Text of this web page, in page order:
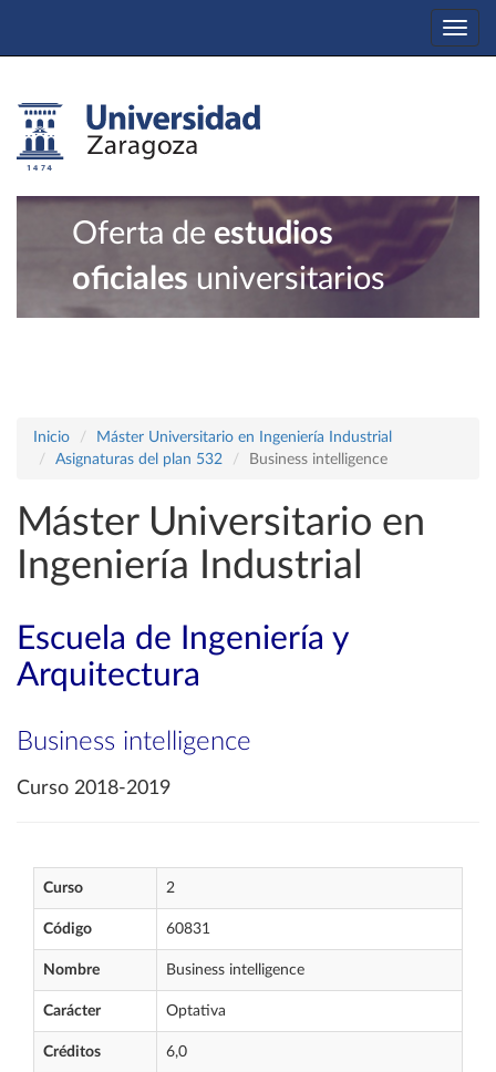
Oferta de estudios
oficiales universitarios
Inicio
Máster Universitario en Ingeniería Industrial
Asignaturas del plan 532
Business intelligence
Máster Universitario en
Ingeniería Industrial
Escuela de Ingeniería y
Arquitectura
Business intelligence
Curso 2018-2019
Curso 2
Código 60831
Nombre Business intelligence
Carácter Optativa
Créditos 6,0